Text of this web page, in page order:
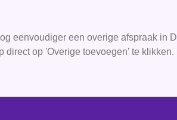
eenvoudiger een overige afspraak in
direct op 'Overige toevoegen' te klikken.